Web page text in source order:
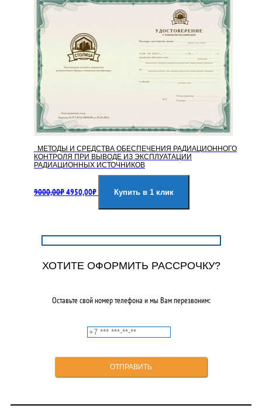
МЕТОДЫ И СРЕДСТВА ОБЕСПЕЧЕНИЯ РАДИАЦИОННОГО
КОНТРОЛЯ ПРИ ВЫВОДЕ ИЗ ЭКСПЛУАТАЦИИ
РАДИАЦИОННЫХ ИСТОЧНИКОВ
9000,00₽цена
4950,00₽цена:
Купить в 1 клик
ХОТИТЕ ОФОРМИТЬ РАССРОЧКУ?
Оставьте свой номер телефона и мы Вам перезвоним: